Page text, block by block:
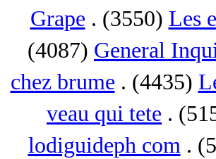
Grape . (3550) Les
(4087) General
chez brume . (4435)
veau qui tete .
lodiguideph com.